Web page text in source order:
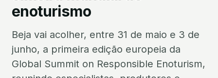
enoturismo
Beja vai acolher, entre 31 de maio e 3 de
junho, a primeira edição europeia da
Global Summit on Responsible Enoturism,